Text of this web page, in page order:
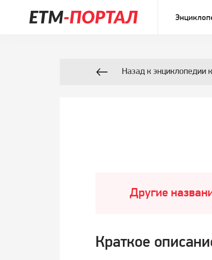
Назад к энциклопедии
Другие
Краткое